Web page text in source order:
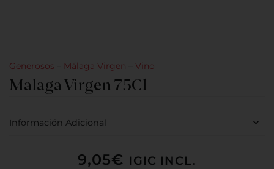
Generosos Málaga Virgen Vino
Malaga Virgen 75Cl
Información Adicional
9,05€ IGIC INCL.